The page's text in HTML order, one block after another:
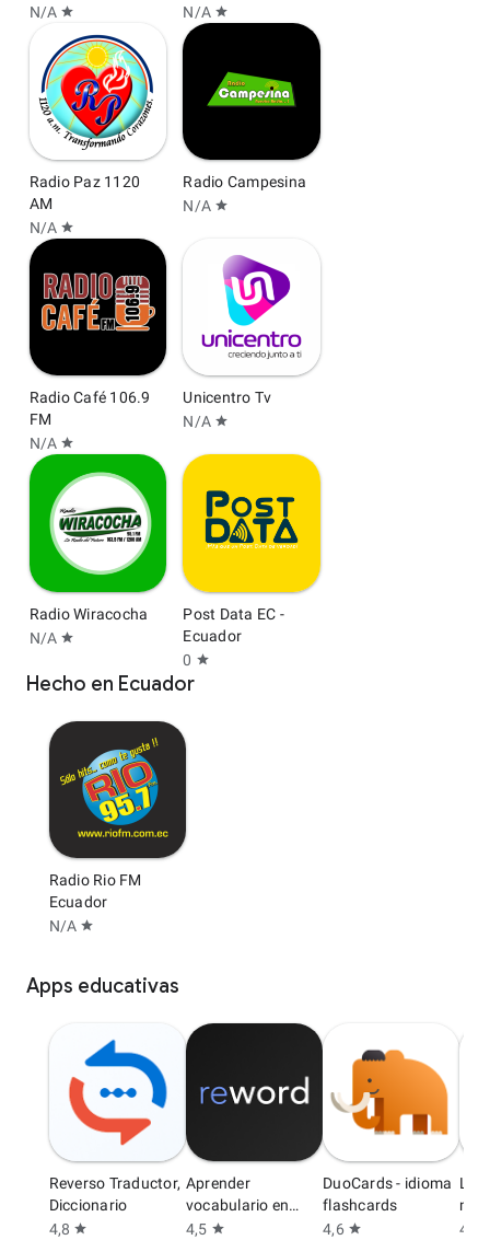
N/A star
N/A star
Radio Paz 1120
AM
N/A star
Radio Campesina
N/A star
Radio Café 106.9
FM
N/A star
Unicentro Tv
N/A star
Radio Wiracocha
N/A star
Post Data EC -
Ecuador
0 star
Hecho en Ecuador
Radio Rio FM
Ecuador
N/A star
Apps educativas
Reverso Traductor,
Diccionario
4,8 star
Aprender
vocabulario en
Inglés
4,5 star
DuoCards - idioma
flashcards
4,6 star
min
4,6